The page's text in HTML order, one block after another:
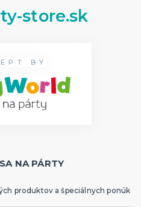
store.sk
BY
NA PÁRTY
produktov a špeciálnych ponúk